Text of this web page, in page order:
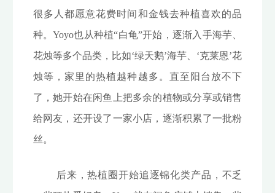
很多人都愿意花费时间和金钱去种植喜欢的品
种。Yoyo也从种植“白龟”开始，逐渐入手海芋、
花烛等多个品类，比如‘绿天鹅’海芋、‘克莱恩’花
烛等，家里的热植越种越多。直至阳台放不下
了，她开始在闲鱼上把多余的植物或分享或销售
给网友，还开设了一家小店，逐渐积累了一批粉
丝。
后来，热植圈开始追逐锦化类产品，不乏